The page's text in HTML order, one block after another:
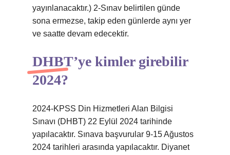
yayınlanacaktır.) 2-Sınav belirtilen günde
sona ermezse, takip eden günlerde aynı yer
ve saatte devam edecektir.
DHBT’ye kimler girebilir
2024?
2024-KPSS Din Hizmetleri Alan Bilgisi
Sınavı (DHBT) 22 Eylül 2024 tarihinde
yapılacaktır. Sınava başvurular 9-15 Ağustos
2024 tarihleri ​​arasında yapılacaktır. Diyanet